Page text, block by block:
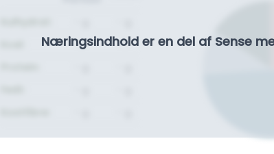
Næringsindhold er en del af Sense
-
-